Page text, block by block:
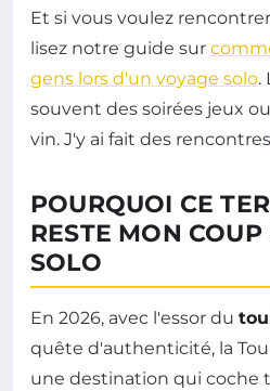
Et si vous voulez
lisez notre guide sur
gens lors d'un voyage solo.
souvent des soirées jeux
vin. J'y ai fait des rencontres
POURQUOI CE
RESTE MON
SOLO
En 2026, avec l'essor du
quête d'authenticité, la
une destination qui coche